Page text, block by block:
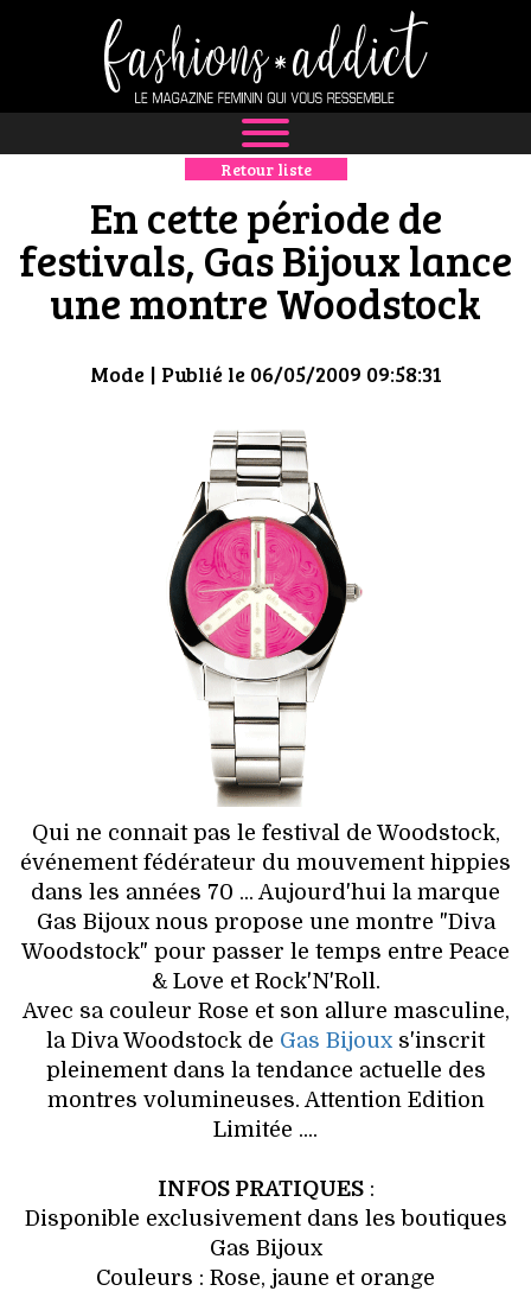
NEWS
MODE
LUXE
DÉFILÉS
BOUTIQUE
CULTURE
HIGH TECH
MAISON
AUTO
LIEUX TENDANCES
BEAUTÉ
MODE DE RUE
JEUNES CRÉATEURS
HISTOIRE DES MARQUES
DÉCO
VOYAGES & LOISIRS
Retour liste
En cette période de
festivals, Gas Bijoux lance
une montre Woodstock
Mode| Publié le 06/05/2009 09:58:31
Qui ne connait pas le festival de Woodstock,
événement fédérateur du mouvement hippies
dans les années 70 ... Aujourd'hui la marque
Gas Bijoux nous propose une montre "Diva
Woodstock" pour passer le temps entre Peace
& Love et Rock'N'Roll.
Avec sa couleur Rose et son allure masculine,
la Diva Woodstock de Gas Bijoux s'inscrit
pleinement dans la tendance actuelle des
montres volumineuses. Attention Edition
Limitée ....
INFOS PRATIQUES:
Disponible exclusivement dans les boutiques
Gas Bijoux
Couleurs : Rose, jaune et orange